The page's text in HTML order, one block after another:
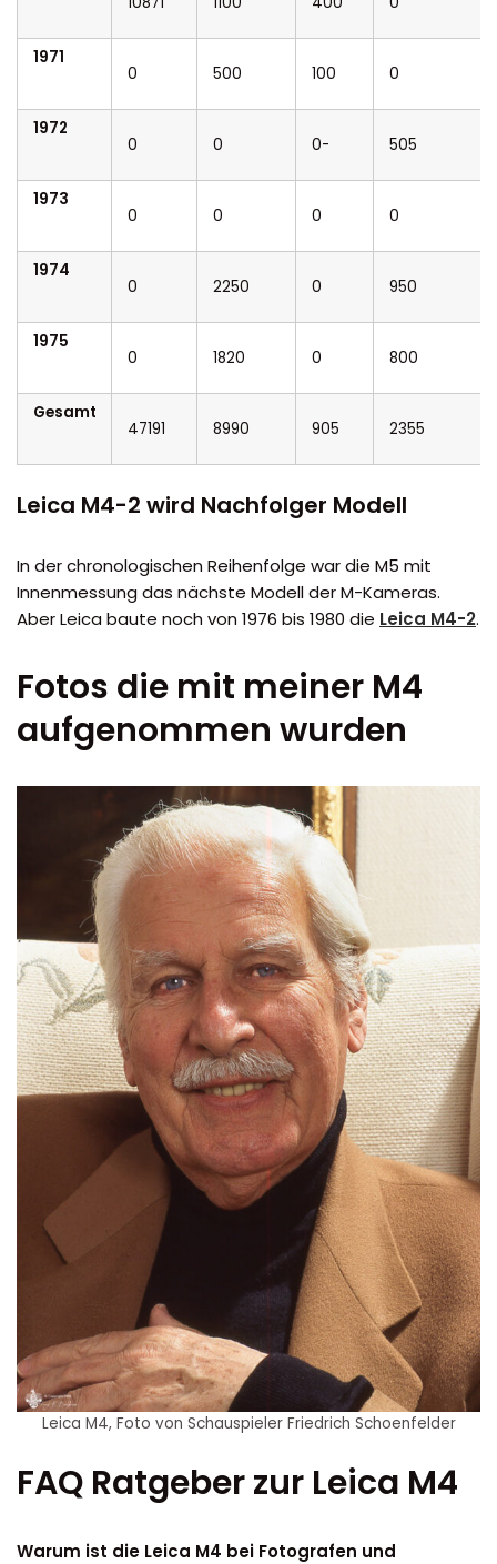
1971
0 500 100 0
1972
0 0 0- 505
1973
0 0 0 0
1974
0 2250 0 950
1975
0 1820 0 800
Gesamt
47191 8990 905 2355
Leica M4-2 wird Nachfolger Modell
In der chronologischen Reihenfolge war die M5 mit
Innenmessung das nächste Modell der M-Kameras.
Aber Leica baute noch von 1976 bis 1980 die Leica M4-2.
Fotos die mit meiner M4
aufgenommen wurden
Leica M4, Foto von Schauspieler Friedrich Schoenfelder
FAQ Ratgeber zur Leica M4
Warum ist die Leica M4 bei Fotografen und